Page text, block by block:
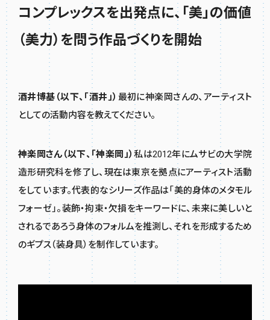
コンプレックスを出発点に、「美」の価値
（美力）を問う作品づくりを開始
酒井博基（以下、「酒井」） 最初に神楽岡さんの、アーティスト
としての活動内容を教えてください。
神楽岡さん（以下、「神楽岡」）私は2012年にムサビの大学院
造形研究科を修了し、現在は東京を拠点にアーティスト活動
をしています。代表的なシリーズ作品は「美的身体のメタモル
フォーゼ」。装飾・拘束・欠損をキーワードに、未来に美しいと
されるであろう身体のフォルムを推測し、それを形成するため
のギプス（装身具）を制作しています。